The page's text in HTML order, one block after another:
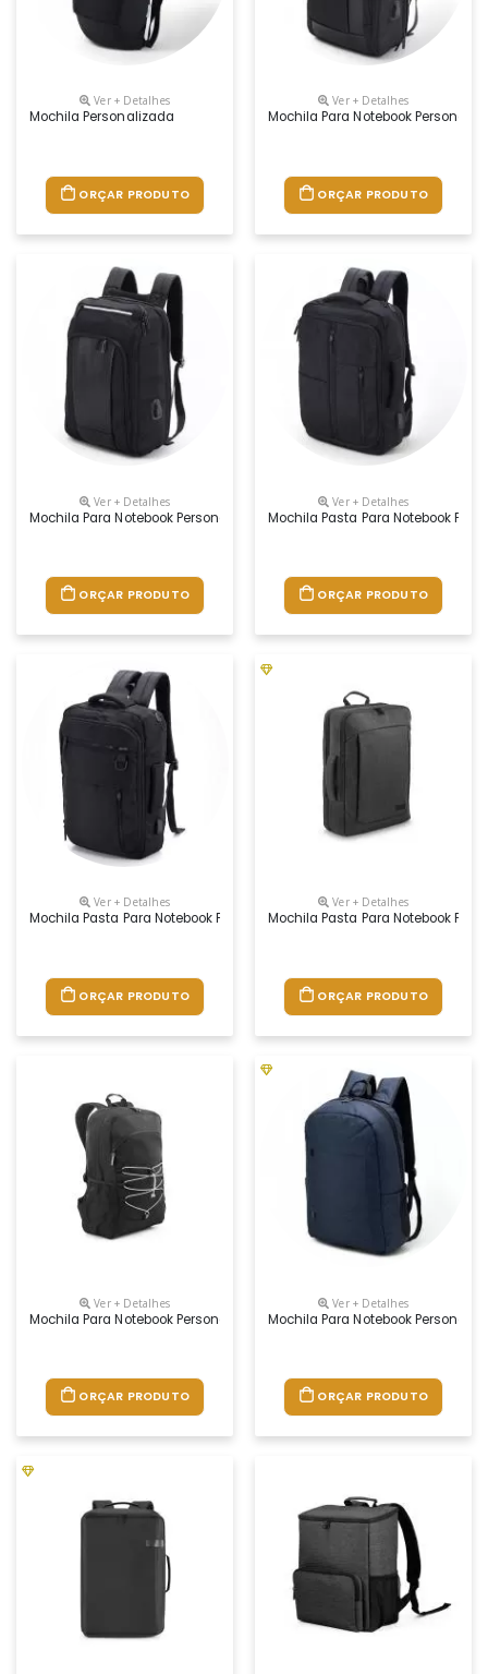
Ver + Detalhes
Mochila Personalizada
ORÇAR PRODUTO
Ver + Detalhes
Mochila Para Notebook
ORÇAR PRODUTO
Ver + Detalhes
Mochila Para Notebook Personalizada
ORÇAR PRODUTO
Ver + Detalhes
Mochila Pasta Para Notebook
ORÇAR PRODUTO
Ver + Detalhes
Mochila Pasta Para Notebook Personalizada
ORÇAR PRODUTO
Ver + Detalhes
Mochila Pasta Para Notebook
ORÇAR PRODUTO
Ver + Detalhes
Mochila Para Notebook Personalizada
ORÇAR PRODUTO
Ver + Detalhes
Mochila Para Notebook
ORÇAR PRODUTO